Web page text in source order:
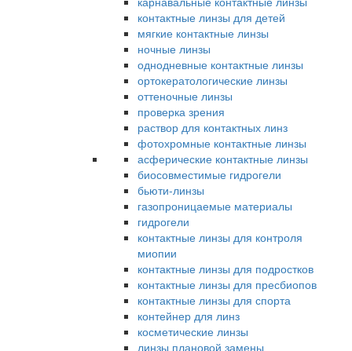
контактные линзы для детей
мягкие контактные линзы
ночные линзы
однодневные контактные линзы
ортокератологические линзы
оттеночные линзы
проверка зрения
раствор для контактных линз
фотохромные контактные линзы
асферические контактные линзы
биосовместимые гидрогели
бьюти-линзы
газопроницаемые материалы
гидрогели
контактные линзы для контроля
миопии
контактные линзы для подростков
контактные линзы для пресбиопов
контактные линзы для спорта
контейнер для линз
косметические линзы
линзы плановой замены